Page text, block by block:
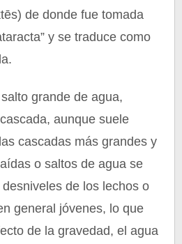
de donde fue tomada
y se traduce como
grande de agua,
aunque suele
cascadas más grandes y
o saltos de agua se
de los lechos o
general jóvenes, lo que
de la gravedad, el agua